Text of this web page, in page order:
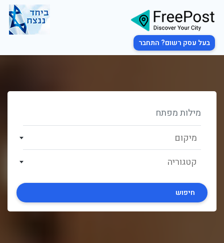
בעל עסק רשום? התחבר
מיקום
קטגוריה
חיפוש